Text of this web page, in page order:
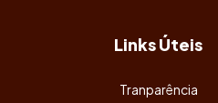
Links Úteis
Tranparência